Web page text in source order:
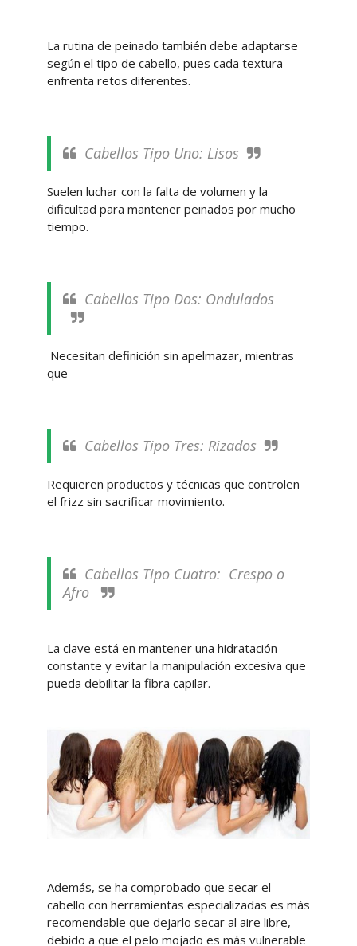
La rutina de peinado también debe adaptarse
según el tipo de cabello, pues cada textura
enfrenta retos diferentes.
Cabellos Tipo Uno: Lisos
Suelen luchar con la falta de volumen y la
dificultad para mantener peinados por mucho
tiempo.
Cabellos Tipo Dos: Ondulados
Necesitan definición sin apelmazar, mientras
que
Cabellos Tipo Tres: Rizados
Requieren productos y técnicas que controlen
el frizz sin sacrificar movimiento.
Cabellos Tipo Cuatro: Crespo o
Afro
La clave está en mantener una hidratación
constante y evitar la manipulación excesiva que
pueda debilitar la fibra capilar.
Además, se ha comprobado que secar el
cabello con herramientas especializadas es más
recomendable que dejarlo secar al aire libre,
debido a que el pelo mojado es más vulnerable